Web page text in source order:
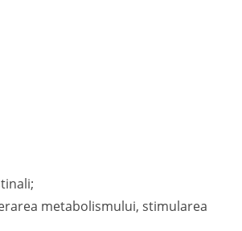
metabolismului, stimularea